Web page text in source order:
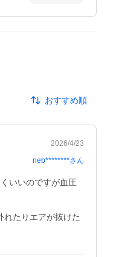
おすすめ順
2026/4/23
neb********さん
いいのですが血圧
たりエアが抜けた